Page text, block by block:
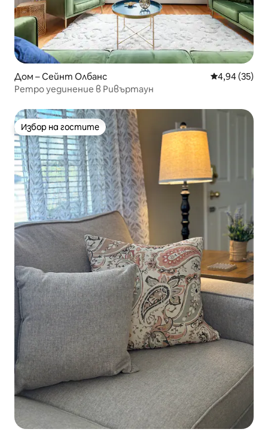
Дом – Сейнт Олбанс Средна
4,94 (35)
Ретро уединение в Ривъртаун
Избор на гостите
Избор на гостите